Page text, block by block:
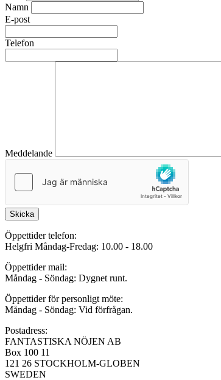
Namn
E-post
Telefon
Meddelande
Skicka
Öppettider telefon:
Helgfri Måndag-Fredag: 10.00 - 18.00
Öppettider mail:
Måndag - Söndag: Dygnet runt.
Öppettider för personligt möte:
Måndag - Söndag: Vid förfrågan.
Postadress:
FANTASTISKA NÖJEN AB
Box 100 11
121 26 STOCKHOLM-GLOBEN
SWEDEN